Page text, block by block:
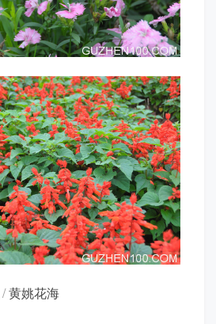
/黄姚花海